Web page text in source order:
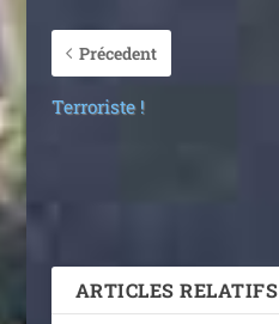
Précedent
Terroriste !
ARTICLES RELATIFS